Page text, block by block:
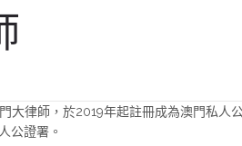
大律師，於2019年起註冊成為澳門私人
公證署。